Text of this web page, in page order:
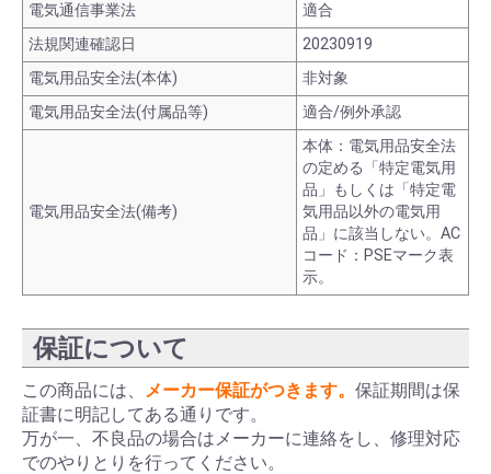
電気通信事業法
適合
法規関連確認日
20230919
電気用品安全法(本体)
非対象
電気用品安全法(付属品等)
適合/例外承認
電気用品安全法(備考)
本体：電気用品安全法
の定める「特定電気用
品」もしくは「特定電
気用品以外の電気用
品」に該当しない。AC
コード：PSEマーク表
示。
保証について
この商品には、 メーカー保証がつきます。 保証期間は保
証書に明記してある通りです。
万が一、不良品の場合はメーカーに連絡をし、修理対応
でのやりとりを行ってください。